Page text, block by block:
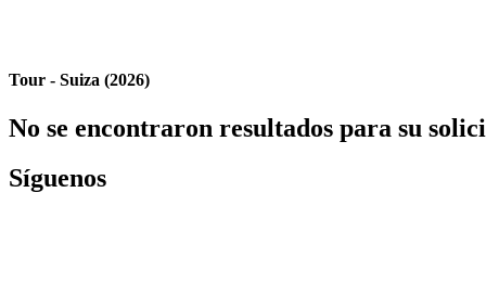
Tour - Suiza (2026)
No se encontraron resultados para su
Síguenos